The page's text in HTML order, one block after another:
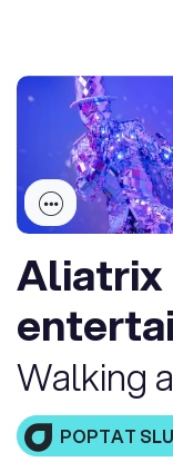
Aliatrix
Walking
POPTAT